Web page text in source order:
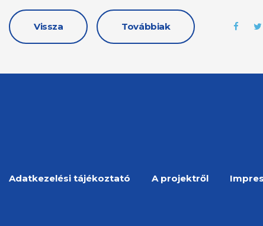
Vissza Továbbiak
Adatkezelési tájékoztató A projektről